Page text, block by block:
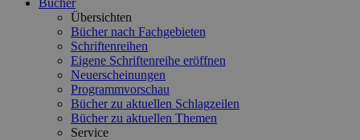
Bücher
Übersichten
Bücher nach Fachgebieten
Schriftenreihen
Eigene Schriftenreihe eröffnen
Neuerscheinungen
Programmvorschau
Bücher zu aktuellen Schlagzeilen
Bücher zu aktuellen Themen
Service